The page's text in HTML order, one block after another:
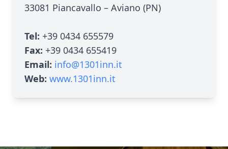
33081 Piancavallo – Aviano (PN)
Tel: +39 0434 655579
Fax: +39 0434 655419
Email: info@1301inn.it
Web: www.1301inn.it